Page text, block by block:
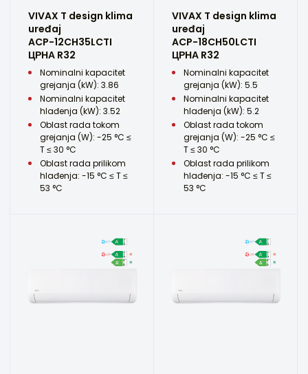
VIVAX T design klima
uređaj
ACP-12CH35LCTI
ЦРНА R32
Nominalni kapacitet
grejanja (kW): 3.86
Nominalni kapacitet
hlađenja (kW): 3.52
Oblast rada tokom
grejanja (W): -25 °C ≤
T ≤ 30 °C
Oblast rada prilikom
hlađenja: -15 °C ≤ T ≤
53 °C
VIVAX T design klima
uređaj
ACP-18CH50LCTI
ЦРНА R32
Nominalni kapacitet
grejanja (kW): 5.5
Nominalni kapacitet
hlađenja (kW): 5.2
Oblast rada tokom
grejanja (W): -25 °C ≤
T ≤ 30 °C
Oblast rada prilikom
hlađenja: -15 °C ≤ T ≤
53 °C